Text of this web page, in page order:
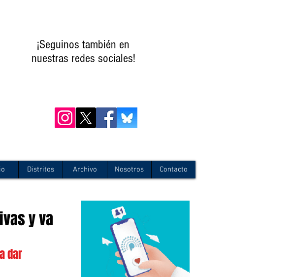
¡Seguinos también en
nuestras redes sociales!
Distritos Archivo Nosotros Contacto
y va
dar